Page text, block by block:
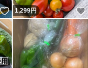
いいね！
1,299円